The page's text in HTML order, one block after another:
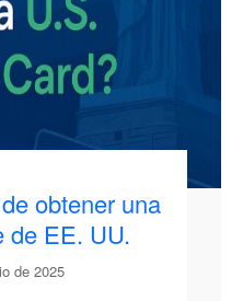
obtener una
de EE. UU.
de 2025